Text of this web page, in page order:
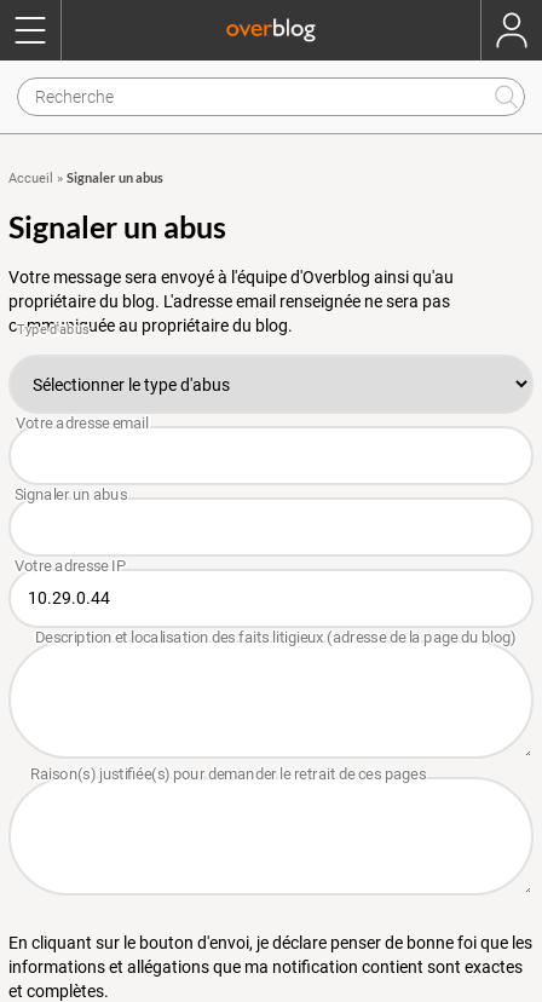
Accueil » Signaler un abus
Signaler un abus
Votre message sera envoyé à l'équipe d'Overblog ainsi qu'au
propriétaire du blog. L'adresse email renseignée ne sera pas
communiquée au propriétaire du blog.
En cliquant sur le bouton d'envoi, je déclare penser de bonne foi que les
informations et allégations que ma notification contient sont exactes
et complètes.